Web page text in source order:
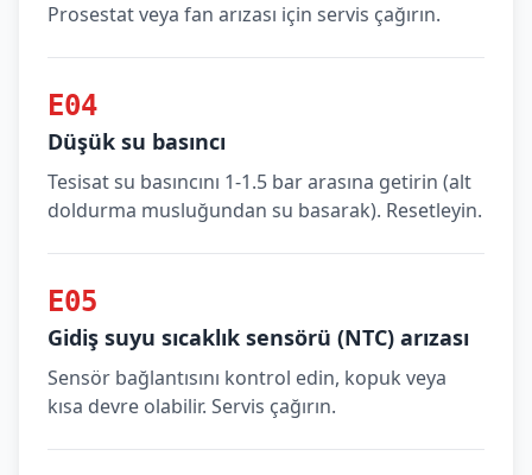
Prosestat veya fan arızası için servis çağırın.
E04
Düşük su basıncı
Tesisat su basıncını 1-1.5 bar arasına getirin (alt
doldurma musluğundan su basarak). Resetleyin.
E05
Gidiş suyu sıcaklık sensörü (NTC) arızası
Sensör bağlantısını kontrol edin, kopuk veya
kısa devre olabilir. Servis çağırın.